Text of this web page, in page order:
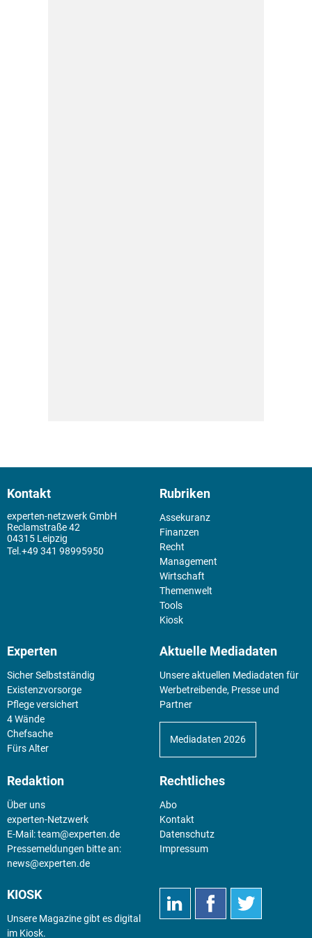
Kontakt
experten-netzwerk GmbH
Reclamstraße 42
04315 Leipzig
+49 341 98995950
Rubriken
Assekuranz
Finanzen
Recht
Management
Wirtschaft
Themenwelt
Tools
Kiosk
Experten
Sicher Selbstständig
Existenz­vorsorge
Pflege versichert
4 Wände
Chefsache
Fürs Alter
Aktuelle Mediadaten
Unsere aktuellen Mediadaten für
Werbetreibende, Presse und
Partner
Mediadaten 2026
Redaktion
Über uns
experten-Netzwerk
E-Mail:team@experten.de
Pressemeldungen bitte an:
news@experten.de
Rechtliches
Abo
Kontakt
Datenschutz
Impressum
KIOSK
Unsere Magazine gibt es digital
im Kiosk.